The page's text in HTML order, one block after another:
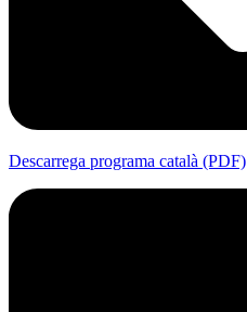
Descarrega programa català (PDF)